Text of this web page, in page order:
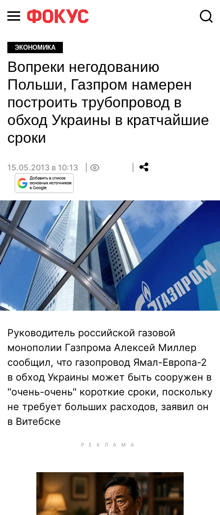
ЭКОНОМИКА
Вопреки негодованию
Польши, Газпром намерен
построить трубопровод в
обход Украины в кратчайшие
сроки
15.05.2013 в 10:13
Руководитель российской газовой
монополии Газпрома Алексей Миллер
сообщил, что газопровод Ямал-Европа-2
в обход Украины может быть сооружен в
"очень-очень" короткие сроки, поскольку
не требует больших расходов, заявил он
в Витебске